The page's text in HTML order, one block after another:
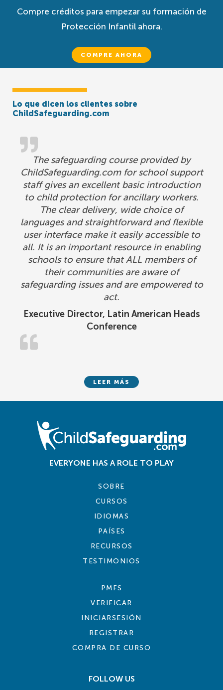
Compre créditos para empezar su formación de
Protección Infantil ahora.
COMPRE AHORA
Lo que dicen los clientes sobre
ChildSafeguarding.com
Executive Director, Latin American Heads
Conference
The safeguarding course provided by
ChildSafeguarding.com for school support
staff gives an excellent basic introduction
to child protection for ancillary workers.
The clear delivery, wide choice of
languages and straightforward and flexible
user interface make it easily accessible to
all. It is an important resource in enabling
schools to ensure that ALL members of
their communities are aware of
safeguarding issues and are empowered to
act.
LEER MÁS
EVERYONE HAS A ROLE TO PLAY
SOBRE
CURSOS
IDIOMAS
PAÍSES
RECURSOS
TESTIMONIOS
PMFS
VERIFICAR
INICIARSESIÓN
REGISTRAR
COMPRA DE CURSO
FOLLOW US